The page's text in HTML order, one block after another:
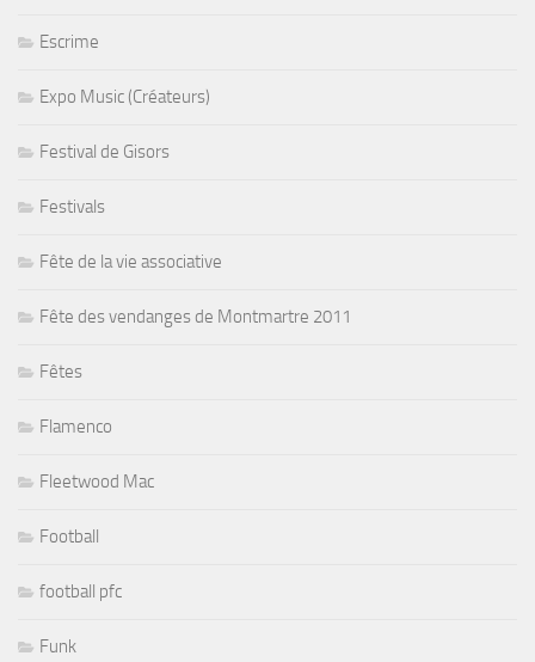
Escrime
Expo Music (Créateurs)
Festival de Gisors
Festivals
Fête de la vie associative
Fête des vendanges de Montmartre 2011
Fêtes
Flamenco
Fleetwood Mac
Football
football pfc
Funk